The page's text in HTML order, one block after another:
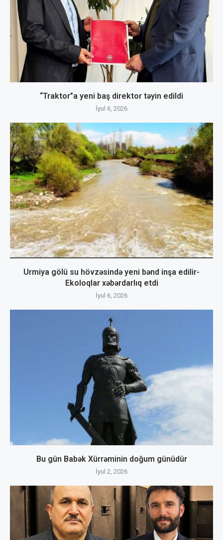
“Traktor”a yeni baş direktor təyin edildi
İyul 6, 2026
Urmiya gölü su hövzəsində yeni bənd inşa edilir-
Ekoloqlar xəbərdarlıq etdi
İyul 6, 2026
Bu gün Babək Xürrəminin doğum günüdür
İyul 2, 2026